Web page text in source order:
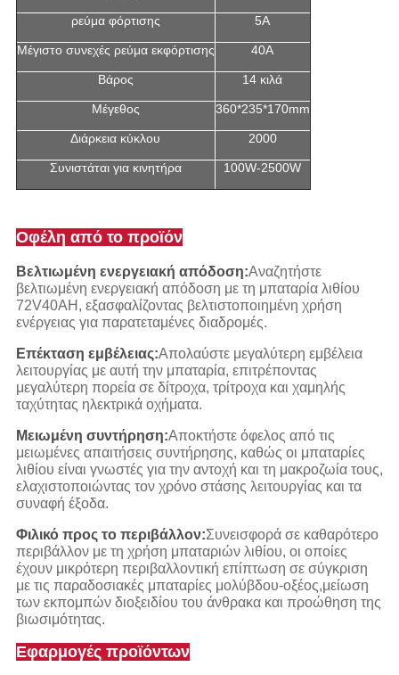
ρεύμα φόρτισης 5Α
Μέγιστο συνεχές ρεύμα εκφόρτισης 40Α
Βάρος 14 κιλά
Μέγεθος 360*235*170mm
Διάρκεια κύκλου 2000
Συνιστάται για κινητήρα 100W-2500W
Οφέλη από το προϊόν
Βελτιωμένη ενεργειακή απόδοση:Αναζητήστε
βελτιωμένη ενεργειακή απόδοση με τη μπαταρία λιθίου
72V40AH, εξασφαλίζοντας βελτιστοποιημένη χρήση
ενέργειας για παρατεταμένες διαδρομές.
Επέκταση εμβέλειας:Απολαύστε μεγαλύτερη εμβέλεια
λειτουργίας με αυτή την μπαταρία, επιτρέποντας
μεγαλύτερη πορεία σε δίτροχα, τρίτροχα και χαμηλής
ταχύτητας ηλεκτρικά οχήματα.
Μειωμένη συντήρηση:Αποκτήστε όφελος από τις
μειωμένες απαιτήσεις συντήρησης, καθώς οι μπαταρίες
λιθίου είναι γνωστές για την αντοχή και τη μακροζωία τους,
ελαχιστοποιώντας τον χρόνο στάσης λειτουργίας και τα
συναφή έξοδα.
Φιλικό προς το περιβάλλον:Συνεισφορά σε καθαρότερο
περιβάλλον με τη χρήση μπαταριών λιθίου, οι οποίες
έχουν μικρότερη περιβαλλοντική επίπτωση σε σύγκριση
με τις παραδοσιακές μπαταρίες μολύβδου-οξέος,μείωση
των εκπομπών διοξειδίου του άνθρακα και προώθηση της
βιωσιμότητας.
Εφαρμογές προϊόντων